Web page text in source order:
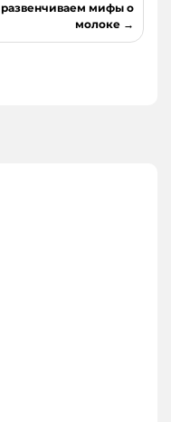
развенчиваем мифы о
молоке